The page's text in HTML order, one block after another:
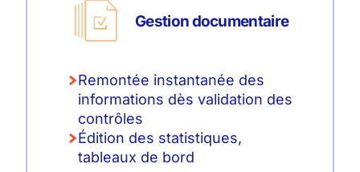
Gestion documentaire
Remontée instantanée des
informations dès validation des
contrôles
Édition des statistiques,
tableaux de bord